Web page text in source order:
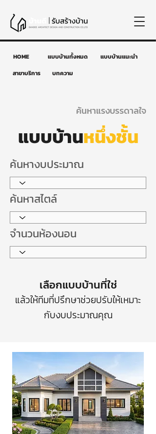
HOME แบบบ้านทั้งหมด
แบบบ้านแนะนำ
สาขาบริการ
บทความ
ค้นหาแรงบรรดาลใจ
แบบบ้านหนึ่งชั้น
ค้นหางบประมาณ
ค้นหาสไตล์
จำนวนห้องนอน
เลือกแบบบ้านที่ใช่
แล้วให้ทีมที่ปรึกษาช่วยปรับให้เหมาะ
กับงบประมาณคุณ